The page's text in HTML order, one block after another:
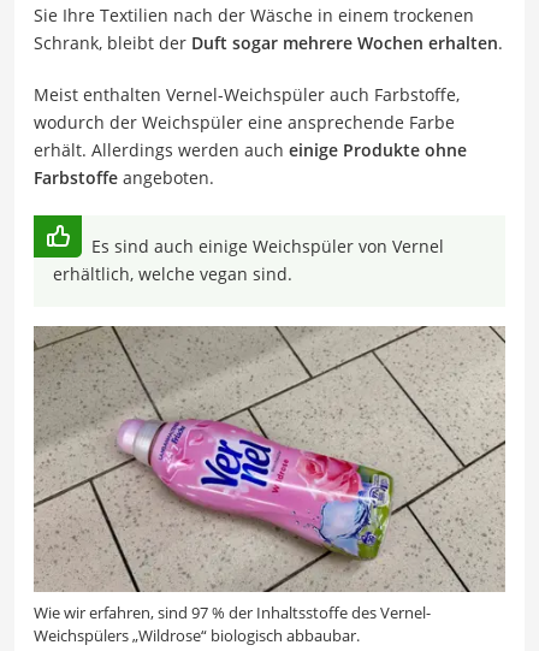
Sie Ihre Textilien nach der Wäsche in einem trockenen
Schrank, bleibt der Duft sogar mehrere Wochen erhalten.
Meist enthalten Vernel-Weichspüler auch Farbstoffe,
wodurch der Weichspüler eine ansprechende Farbe
erhält. Allerdings werden auch einige Produkte ohne
Farbstoffe angeboten.
Es sind auch einige Weichspüler von Vernel
erhältlich, welche vegan sind.
Wie wir erfahren, sind 97 % der Inhaltsstoffe des Vernel-
Weichspülers „Wildrose“ biologisch abbaubar.